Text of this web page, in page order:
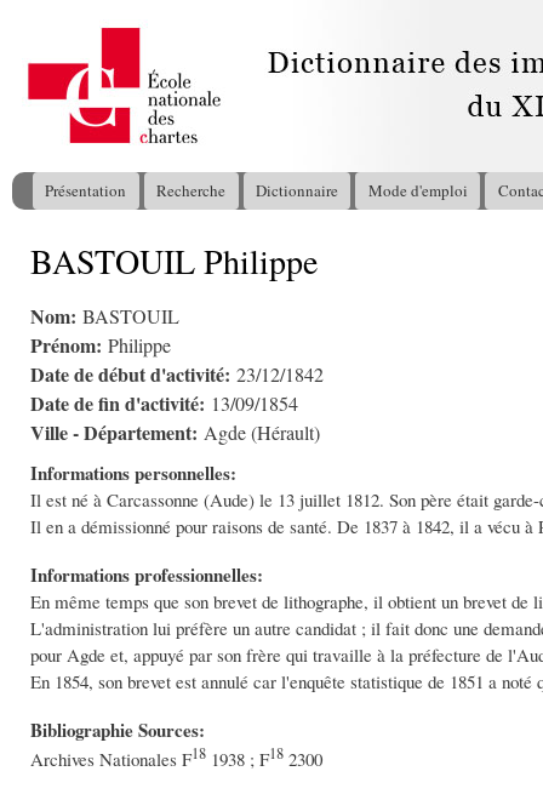
Menu principal
Présentation Recherche Dictionnaire Mode d'emploi
Vous êtes ici
BASTOUIL Philippe
Nom: BASTOUIL
Prénom: Philippe
Date de début d'activité: 23/12/1842
Date de fin d'activité: 13/09/1854
Ville - Département: Agde (Hérault)
Informations personnelles:
Il est né à Carcassonne (Aude) le 13 juillet 1812. Son père était
Il en a démissionné pour raisons de santé. De 1837 à 1842, il a vécu
Informations professionnelles:
En même temps que son brevet de lithographe, il obtient un brevet
L'administration lui préfère un autre candidat ; il fait donc une
pour Agde et, appuyé par son frère qui travaille à la préfecture de
En 1854, son brevet est annulé car l'enquête statistique de 1851 a
Bibliographie Sources:
Archives Nationales F18 1938 ; F18 2300